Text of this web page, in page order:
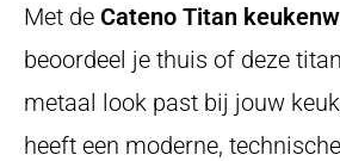
Met de Cateno Titan
beoordeel je thuis of deze
metaal look past bij jouw
heeft een moderne,